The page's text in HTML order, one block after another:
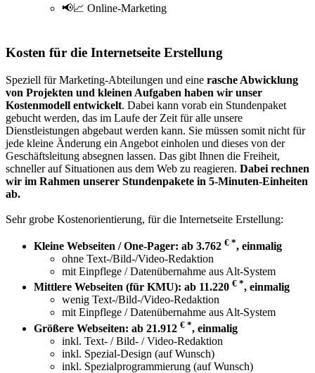
📢📈 Online-Marketing
Kosten für die Internetseite Erstellung
Speziell für Marketing-Abteilungen und eine rasche Abwicklung
von Projekten und kleinen Aufgaben haben wir unser
Kostenmodell entwickelt. Dabei kann vorab ein Stundenpaket
gebucht werden, das im Laufe der Zeit für alle unsere
Dienstleistungen abgebaut werden kann. Sie müssen somit nicht für
jede kleine Änderung ein Angebot einholen und dieses von der
Geschäftsleitung absegnen lassen. Das gibt Ihnen die Freiheit,
schneller auf Situationen aus dem Web zu reagieren. Dabei rechnen
wir im Rahmen unserer Stundenpakete in 5-Minuten-Einheiten
ab.
Sehr grobe Kostenorientierung, für die Internetseite Erstellung:
Kleine Webseiten / One-Pager: ab 3.762 € *, einmalig
ohne Text-/Bild-/Video-Redaktion
mit Einpflege / Datenübernahme aus Alt-System
Mittlere Webseiten (für KMU): ab 11.220 € *, einmalig
wenig Text-/Bild-/Video-Redaktion
mit Einpflege / Datenübernahme aus Alt-System
Größere Webseiten: ab 21.912 € *, einmalig
inkl. Text- / Bild- / Video-Redaktion
inkl. Spezial-Design (auf Wunsch)
inkl. Spezialprogrammierung (auf Wunsch)